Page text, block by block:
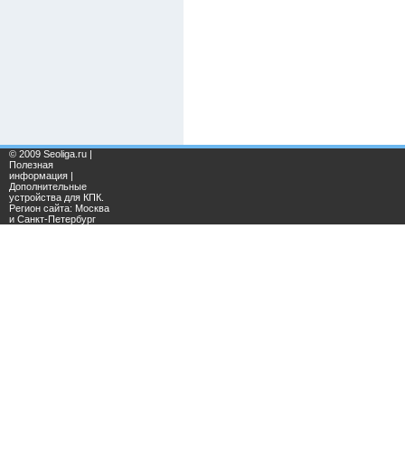
© 2009 Seoliga.ru |
Полезная
информация |
Дополнительные
устройства для КПК.
Регион сайта: Москва
и Санкт-Петербург